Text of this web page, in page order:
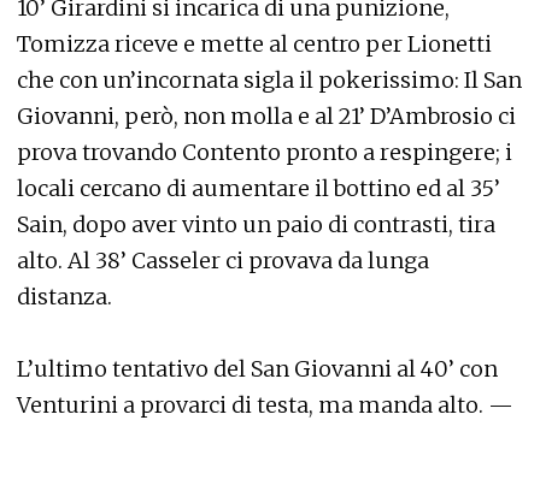
10’ Girardini si incarica di una punizione,
Tomizza riceve e mette al centro per Lionetti
che con un’incornata sigla il pokerissimo: Il San
Giovanni, però, non molla e al 21’ D’Ambrosio ci
prova trovando Contento pronto a respingere; i
locali cercano di aumentare il bottino ed al 35’
Sain, dopo aver vinto un paio di contrasti, tira
alto. Al 38’ Casseler ci provava da lunga
distanza.
L’ultimo tentativo del San Giovanni al 40’ con
Venturini a provarci di testa, ma manda alto. —